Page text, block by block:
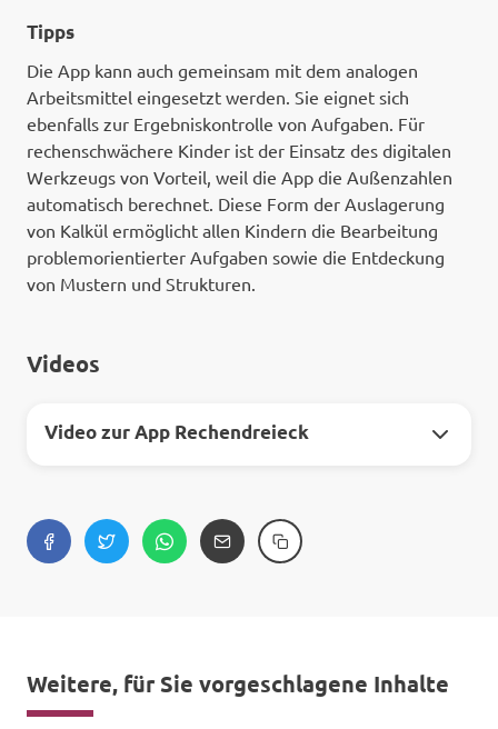
Tipps
Die App kann auch gemeinsam mit dem analogen
Arbeitsmittel eingesetzt werden. Sie eignet sich
ebenfalls zur Ergebniskontrolle von Aufgaben. Für
rechenschwächere Kinder ist der Einsatz des digitalen
Werkzeugs von Vorteil, weil die App die Außenzahlen
automatisch berechnet. Diese Form der Auslagerung
von Kalkül ermöglicht allen Kindern die Bearbeitung
problemorientierter Aufgaben sowie die Entdeckung
von Mustern und Strukturen.
Videos
Video zur App Rechendreieck
Weitere, für Sie vorgeschlagene Inhalte